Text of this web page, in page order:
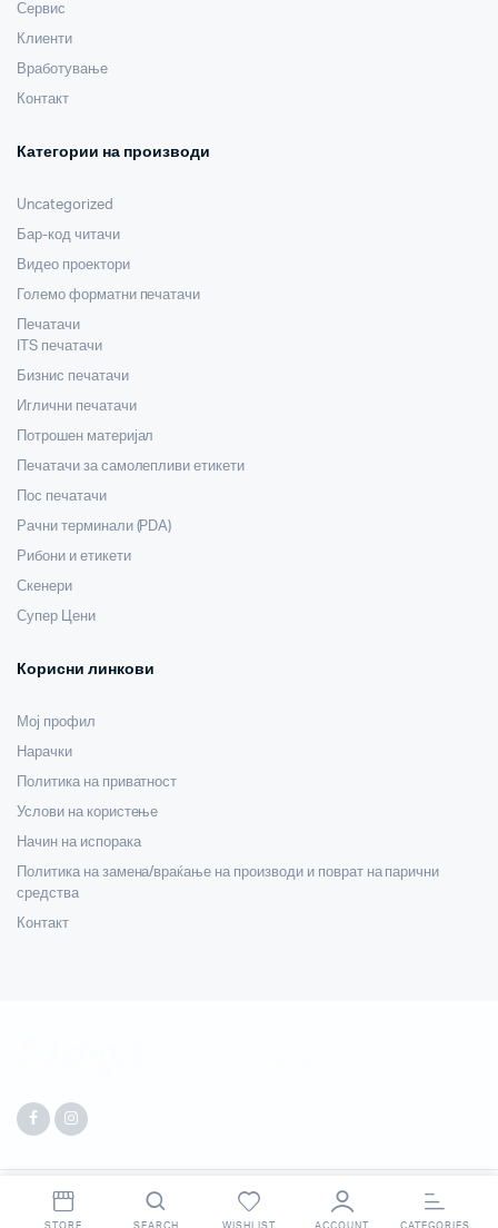
Сервис
Клиенти
Вработување
Контакт
Категории на производи
Uncategorized
Бар-код читачи
Видео проектори
Големо форматни печатачи
Печатачи
ITS печатачи
Бизнис печатачи
Иглични печатачи
Потрошен материјал
Печатачи за самолепливи етикети
Пос печатачи
Рачни терминали (PDA)
Рибони и етикети
Скенери
Супер Цени
Корисни линкови
Мој профил
Нарачки
Политика на приватност
Услови на користење
Начин на испорака
Политика на замена/враќање на производи и поврат на парични
средства
Контакт
Copyright 2025 © Digit. All right reserved. Made by Webpigment